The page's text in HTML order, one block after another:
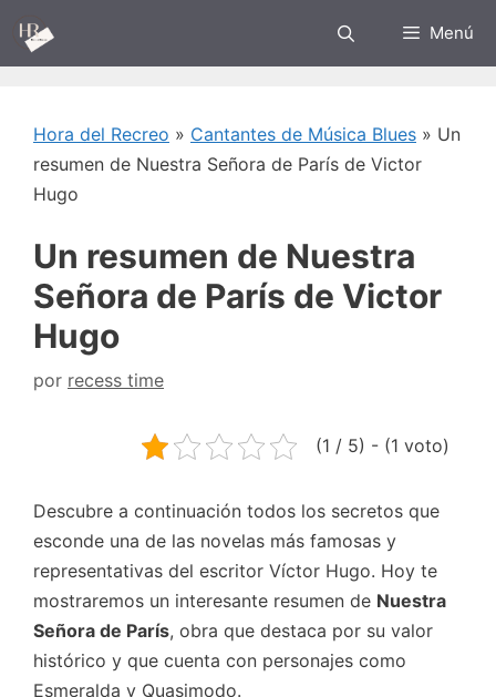
Saltar
contenido
Menú
Hora del Recreo » Cantantes de Música Blues » Un
resumen de Nuestra Señora de París de Victor
Hugo
Un resumen de Nuestra
Señora de París de Victor
Hugo
por recess time
(1 / 5) - (1 voto)
Descubre a continuación todos los secretos que
esconde una de las novelas más famosas y
representativas del escritor Víctor Hugo. Hoy te
mostraremos un interesante resumen de Nuestra
Señora de París, obra que destaca por su valor
histórico y que cuenta con personajes como
Esmeralda y Quasimodo.